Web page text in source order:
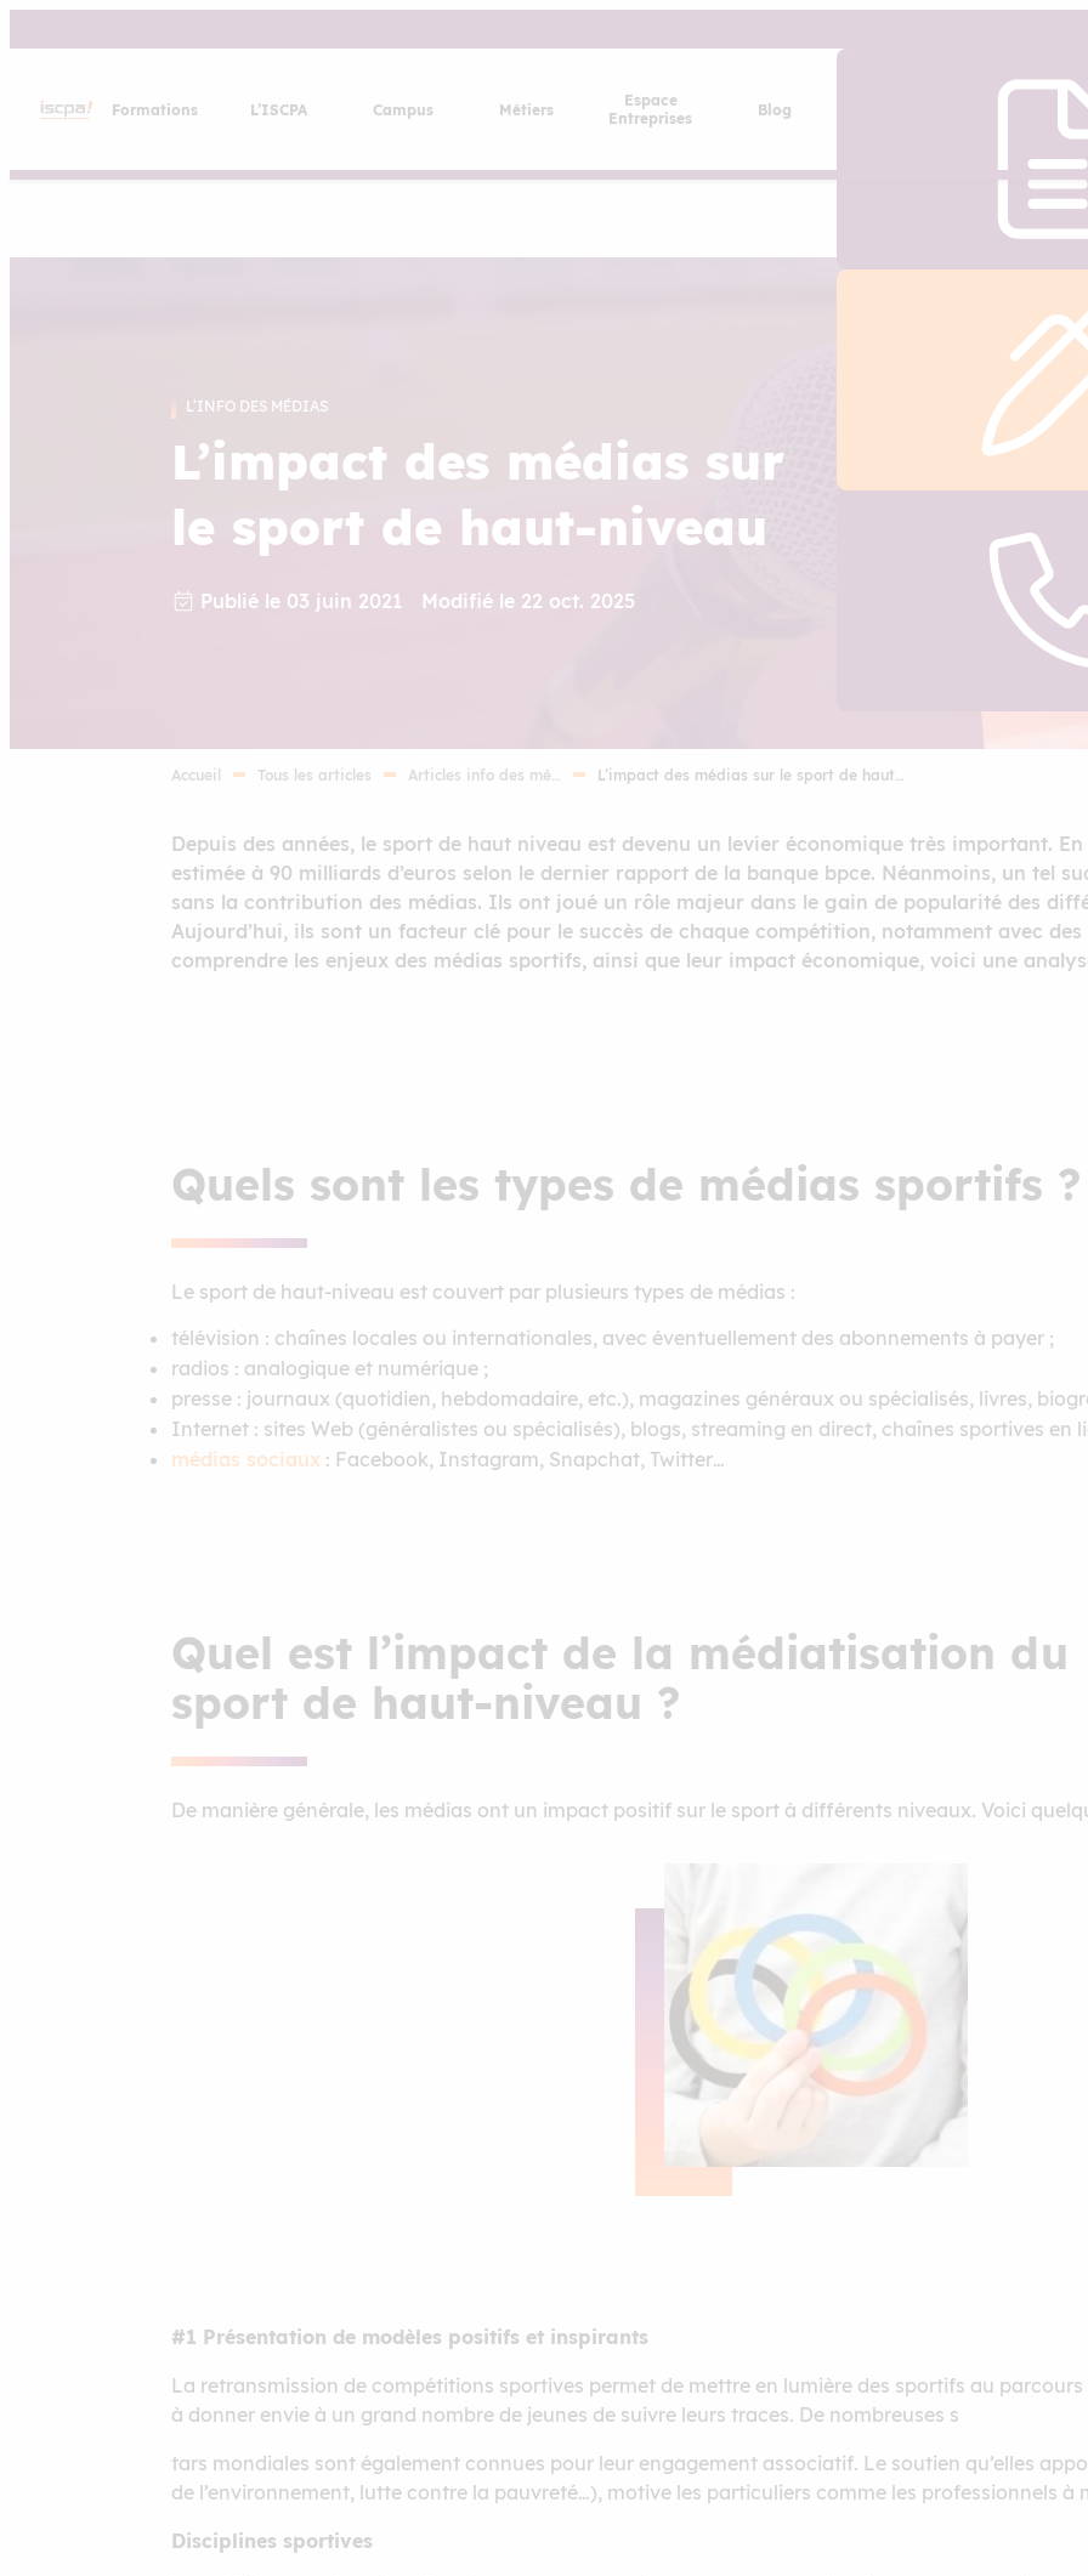
au
Formations L’ISCPA Campus Métiers
Espace
Entreprises
Blog
L’INFO DES MÉDIAS
L’impact des médias sur
le sport de haut-niveau
Publié le 03 juin 2021 Modifié le 22 oct. 2025
Accueil Tous les articles Articles info des mé… L’impact des médias sur le sport de haut…
Depuis des années, le sport de haut niveau est devenu un levier économique très important.
estimée à 90 milliards d’euros selon le dernier rapport de la banque bpce. Néanmoins, un tel
sans la contribution des médias. Ils ont joué un rôle majeur dans le gain de popularité des
Aujourd’hui, ils sont un facteur clé pour le succès de chaque compétition, notamment avec
comprendre les enjeux des médias sportifs, ainsi que leur impact économique, voici une
Quels sont les types de médias sportifs ?
Le sport de haut-niveau est couvert par plusieurs types de médias :
télévision : chaînes locales ou internationales, avec éventuellement des abonnements à payer ;
radios : analogique et numérique ;
presse : journaux (quotidien, hebdomadaire, etc.), magazines généraux ou spécialisés, livres,
Internet : sites Web (généralistes ou spécialisés), blogs, streaming en direct, chaînes sportives en
médias sociaux : Facebook, Instagram, Snapchat, Twitter…
Quel est l’impact de la médiatisation du
sport de haut-niveau ?
De manière générale, les médias ont un impact positif sur le sport à différents niveaux. Voici
#1 Présentation de modèles positifs et inspirants
La retransmission de compétitions sportives permet de mettre en lumière des sportifs au
à donner envie à un grand nombre de jeunes de suivre leurs traces. De nombreuses s
tars mondiales sont également connues pour leur engagement associatif. Le soutien qu’elles
de l’environnement, lutte contre la pauvreté…), motive les particuliers comme les professionnels à
Disciplines sportives